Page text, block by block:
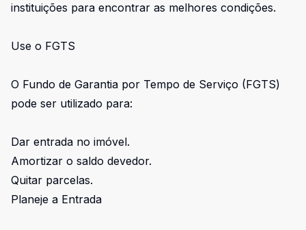
instituições para encontrar as melhores condições.
Use o FGTS
O Fundo de Garantia por Tempo de Serviço (FGTS)
pode ser utilizado para:
Dar entrada no imóvel.
Amortizar o saldo devedor.
Quitar parcelas.
Planeje a Entrada